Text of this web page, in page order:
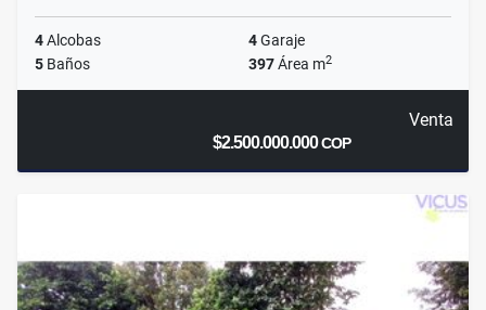
4Alcobas 4Garaje
5 Baños 397Área m2
Venta
$2.500.000.000COP